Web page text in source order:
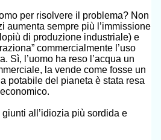
per risolvere il problema? Non
aumenta sempre più l’immissione
di produzione industriale) e
commercialmente l’uso
Sì, l’uomo ha reso l’acqua un
la vende come fosse un
potabile del pianeta è stata resa
all’idiozia più sordida e